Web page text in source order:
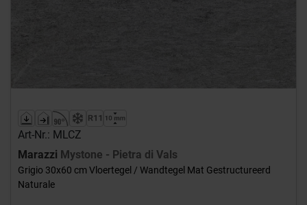
Art-Nr.: MLCZ
Marazzi Mystone - Pietra di Vals
Grigio 30x60 cm Vloertegel / Wandtegel Mat Gestructureerd
Naturale